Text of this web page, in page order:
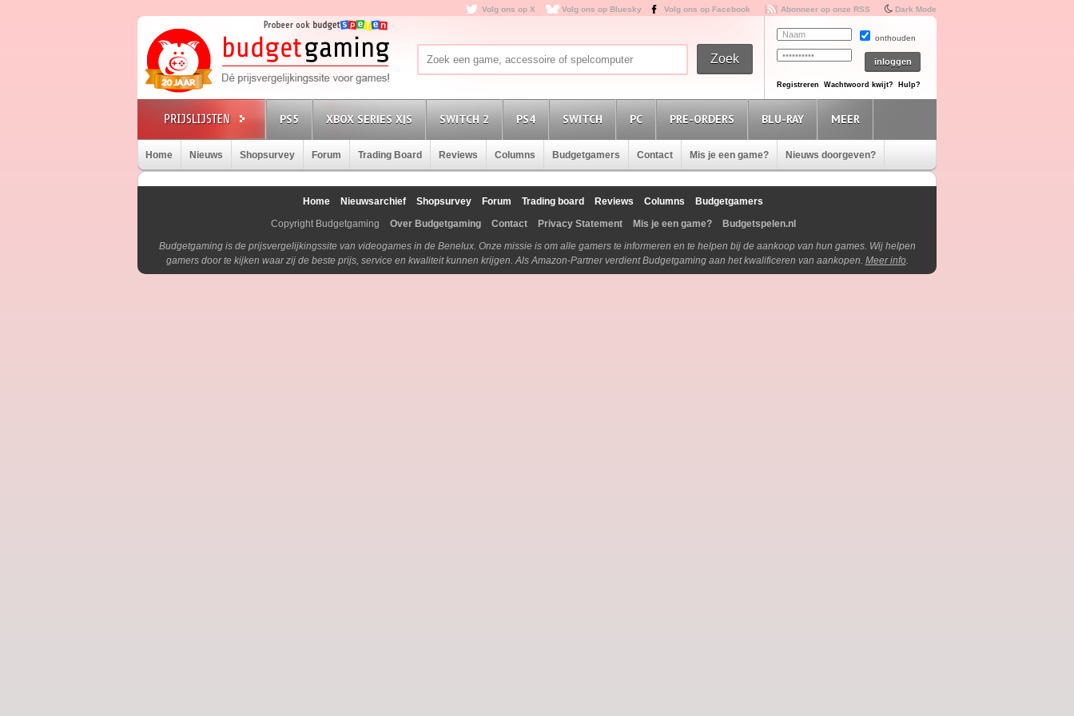
Volg ons op X Volg ons op Bluesky Volg ons op Facebook Abonneer op onze RSS Dark Mode
onthouden
Registreren Wachtwoord kwijt? Hulp?
PS5 XBOX SERIES X|S SWITCH 2 PS4 SWITCH PC PRE-ORDERS BLU-RAY MEER
Home Nieuws Shopsurvey Forum Trading Board Reviews Columns Budgetgamers Contact Mis je een game? Nieuws doorgeven?
Home Nieuwsarchief Shopsurvey Forum Trading board Reviews Columns
Budgetgamers
Copyright Budgetgaming
Over Budgetgaming Contact Privacy Statement Mis je een game?
Budgetspelen.nl
Budgetgaming is de prijsvergelijkingssite van videogames in de Benelux. Onze missie is om alle gamers te informeren en te helpen bij de aankoop van hun games. Wij helpen
gamers door te kijken waar zij de beste prijs, service en kwaliteit kunnen krijgen. Als Amazon-Partner verdient Budgetgaming aan het kwalificeren van aankopen. Meer info.